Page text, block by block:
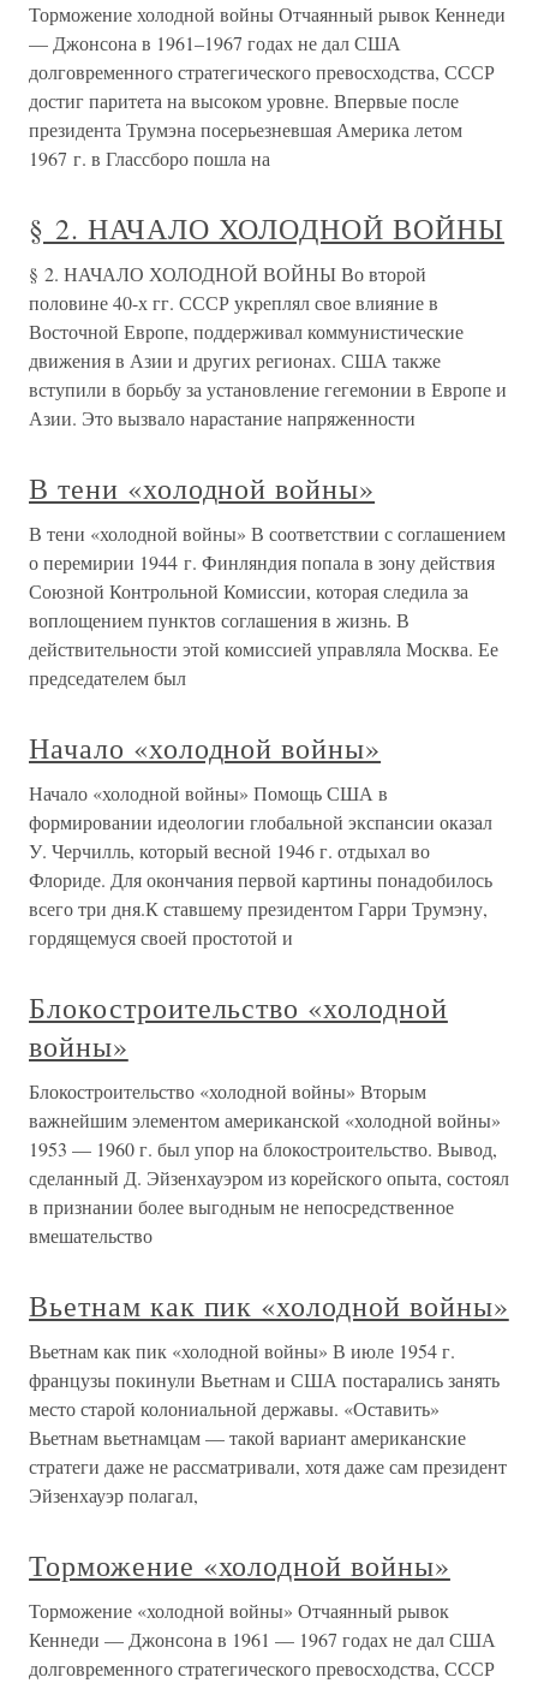
Торможение холодной войны Отчаянный рывок Кеннеди
— Джонсона в 1961–1967 годах не дал США
долговременного стратегического превосходства, СССР
достиг паритета на высоком уровне. Впервые после
президента Трумэна посерьезневшая Америка летом
1967 г. в Глассборо пошла на
§ 2. НАЧАЛО ХОЛОДНОЙ ВОЙНЫ
§ 2. НАЧАЛО ХОЛОДНОЙ ВОЙНЫ Во второй
половине 40-х гг. СССР укреплял свое влияние в
Восточной Европе, поддерживал коммунистические
движения в Азии и других регионах. США также
вступили в борьбу за установление гегемонии в Европе и
Азии. Это вызвало нарастание напряженности
В тени «холодной войны»
В тени «холодной войны» В соответствии с соглашением
о перемирии 1944 г. Финляндия попала в зону действия
Союзной Контрольной Комиссии, которая следила за
воплощением пунктов соглашения в жизнь. В
действительности этой комиссией управляла Москва. Ее
председателем был
Начало «холодной войны»
Начало «холодной войны» Помощь США в
формировании идеологии глобальной экспансии оказал
У. Черчилль, который весной 1946 г. отдыхал во
Флориде. Для окончания первой картины понадобилось
всего три дня.К ставшему президентом Гарри Трумэну,
гордящемуся своей простотой и
Блокостроительство «холодной
войны»
Блокостроительство «холодной войны» Вторым
важнейшим элементом американской «холодной войны»
1953 — 1960 г. был упор на блокостроительство. Вывод,
сделанный Д. Эйзенхауэром из корейского опыта, состоял
в признании более выгодным не непосредственное
вмешательство
Вьетнам как пик «холодной войны»
Вьетнам как пик «холодной войны» В июле 1954 г.
французы покинули Вьетнам и США постарались занять
место старой колониальной державы. «Оставить»
Вьетнам вьетнамцам — такой вариант американские
стратеги даже не рассматривали, хотя даже сам президент
Эйзенхауэр полагал,
Торможение «холодной войны»
Торможение «холодной войны» Отчаянный рывок
Кеннеди — Джонсона в 1961 — 1967 годах не дал США
долговременного стратегического превосходства, СССР